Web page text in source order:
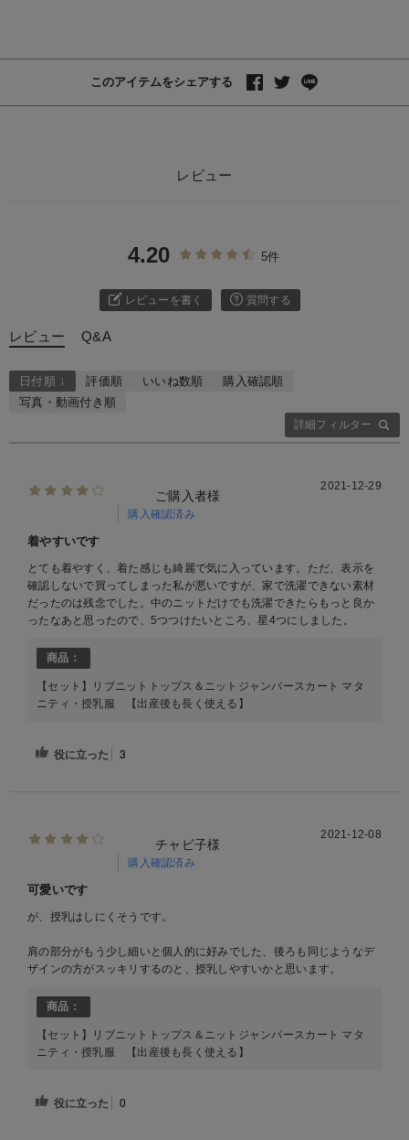
このアイテムをシェアする
レビュー
4.20 5件
レビューを書く 質問する
レビュー Q&A
詳細フィルター
日付順 ↓ 評価順 いいね数順
購入確認順
写真・動画付き順
ご購入者様
購入確認済み
2021-12-29
着やすいです
とても着やすく、着た感じも綺麗で気に入っています。ただ、表示を
確認しないで買ってしまった私が悪いですが、家で洗濯できない素材
だったのは残念でした。中のニットだけでも洗濯できたらもっと良か
ったなあと思ったので、5つつけたいところ、星4つにしました。
商品：
【セット】リブニットトップス＆ニットジャンパースカート マタ
ニティ・授乳服 【出産後も長く使える】
役に立った 3
チャビ子様
購入確認済み
2021-12-08
可愛いです
が、授乳はしにくそうです。
肩の部分がもう少し細いと個人的に好みでした、後ろも同じようなデ
ザインの方がスッキリするのと、授乳しやすいかと思います。
商品：
【セット】リブニットトップス＆ニットジャンパースカート マタ
ニティ・授乳服 【出産後も長く使える】
役に立った 0